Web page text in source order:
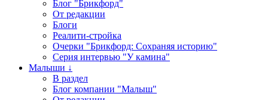
Блог "Брикфорд"
От редакции
Блоги
Реалити-стройка
Очерки "Брикфорд: Сохраняя историю"
Серия интервью "У камина"
Малыши ↓
В раздел
Блог компании "Малыш"